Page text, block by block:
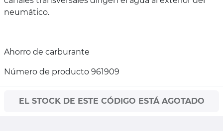
neumático.
Ahorro de carburante
Número de producto 961909
EL STOCK DE ESTE CÓDIGO ESTÁ AGOTADO